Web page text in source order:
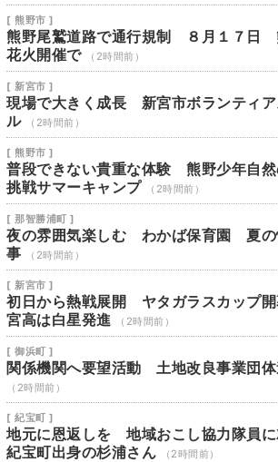
[ 熊野市 ]
熊野尾鷲道路で通行規制 ８月１７日
花火開催で
（2時間前）
[ 新宮市 ]
現場で大きく成長 新宮市ボランティ
ル
（2時間前）
[ 熊野市 ]
普段できない貴重な体験 熊野少年自
挑戦サマーキャンプ
（2時間前）
[ 那智勝浦町 ]
夜の雰囲気楽しむ わかば保育園 夏の
事
（2時間前）
[ 新宮市 ]
初日から熱戦展開 ヤタガラスカップ
宮高は白星発進
（2時間前）
[ 御浜町 ]
関係機関へ要望活動 土地改良事業団
（2時間前）
[ 紀宝町 ]
地元に恩返しを 地域おこし協力隊員
紀宝町出身の杉浦さん
（2時間前）